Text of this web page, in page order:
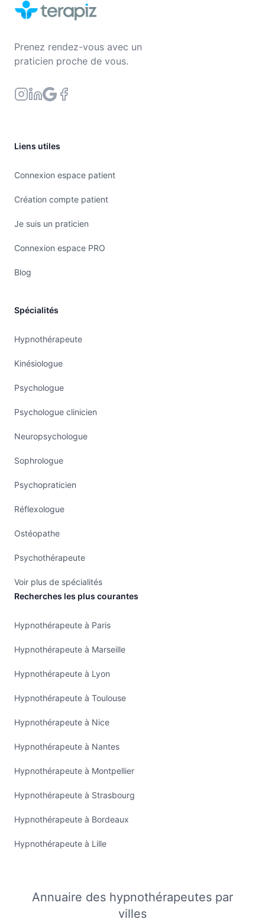
Prenez rendez-vous avec un
praticien proche de vous.
Liens utiles
Connexion espace patient
Création compte patient
Je suis un praticien
Connexion espace PRO
Blog
Spécialités
Hypnothérapeute
Kinésiologue
Psychologue
Psychologue clinicien
Neuropsychologue
Sophrologue
Psychopraticien
Réflexologue
Ostéopathe
Psychothérapeute
Voir plus de spécialités
Recherches les plus courantes
Hypnothérapeute à Paris
Hypnothérapeute à Marseille
Hypnothérapeute à Lyon
Hypnothérapeute à Toulouse
Hypnothérapeute à Nice
Hypnothérapeute à Nantes
Hypnothérapeute à Montpellier
Hypnothérapeute à Strasbourg
Hypnothérapeute à Bordeaux
Hypnothérapeute à Lille
Annuaire des hypnothérapeutes par
villes